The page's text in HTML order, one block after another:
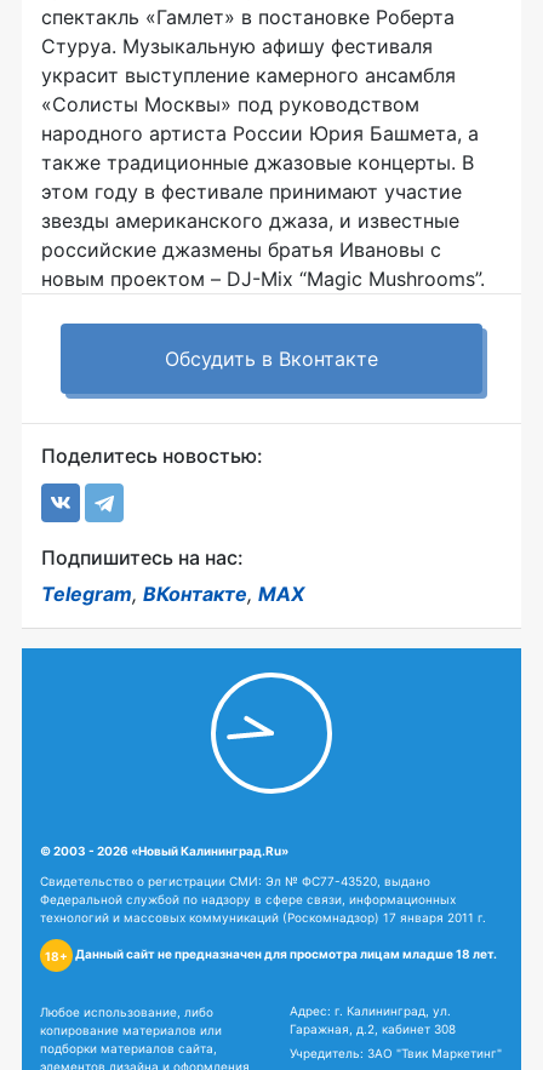
спектакль «Гамлет» в постановке Роберта
Стуруа. Музыкальную афишу фестиваля
украсит выступление камерного ансамбля
«Солисты Москвы» под руководством
народного артиста России Юрия Башмета, а
также традиционные джазовые концерты. В
этом году в фестивале принимают участие
звезды американского джаза, и известные
российские джазмены братья Ивановы с
новым проектом – DJ-Mix “Magic Mushrooms”.
Обсудить в Вконтакте
Поделитесь новостью:
Подпишитесь на нас:
Telegram, ВКонтакте, MAX
© 2003 - 2026 «Новый Калининград.Ru»
Свидетельство о регистрации СМИ: Эл № ФС77-43520, выдано
Федеральной службой по надзору в сфере связи, информационных
технологий и массовых коммуникаций (Роскомнадзор) 17 января 2011 г.
Данный сайт не предназначен для просмотра лицам младше 18 лет.
копирование материалов или
подборки материалов сайта,
элементов дизайна и оформления
допускается только с
правообладателя - ЗАО «Твик
Маркетинг».
«Партнерский материал», «ПМ»,
«PR», «Спецпроект» - публикуются
на правах рекламы.
Учредитель: ЗАО "Твик Маркетинг"
Главный редактор: Обрехт О.Г.
news@newkaliningrad.ru
Афиша:afisha@newkaliningrad.ru
Техподдержка:
support@newkaliningrad.ru